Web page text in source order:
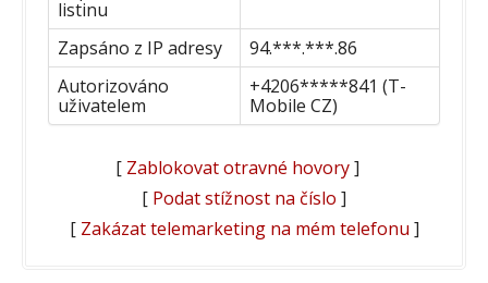
listinu
Zapsáno z IP adresy
94.***.***.86
Autorizováno
uživatelem
+4206*****841 (T-
Mobile CZ)
[ Zablokovat otravné hovory]
[ Podat stížnost na číslo ]
[ Zakázat telemarketing na mém telefonu ]